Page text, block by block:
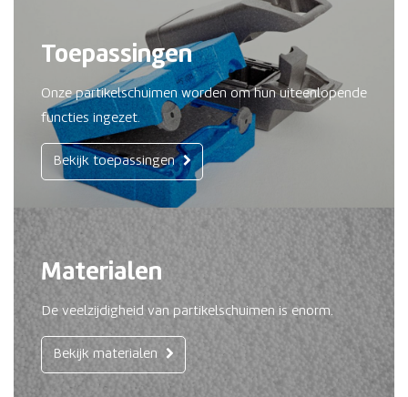
Toepassingen
Onze partikelschuimen worden om hun uiteenlopende
functies ingezet.
Bekijk toepassingen
Materialen
De veelzijdigheid van partikelschuimen is enorm.
Bekijk materialen